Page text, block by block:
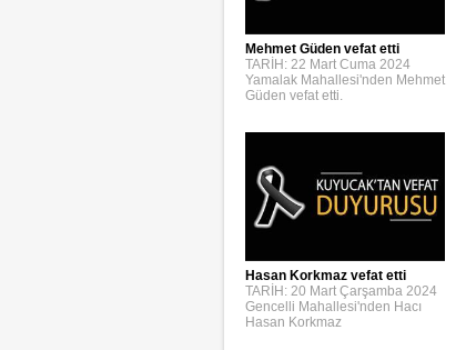
Mehmet Güden vefat etti
TARİH: 22 Mart Cuma 2024
Yamalak Mahallesi'nden Mehmet
Güden vefat etti.
Hasan Korkmaz vefat etti
TARİH: 20 Mart Çarşamba 2024
Gencelli Mahallesi'nden Hacı
Hasan Korkmaz